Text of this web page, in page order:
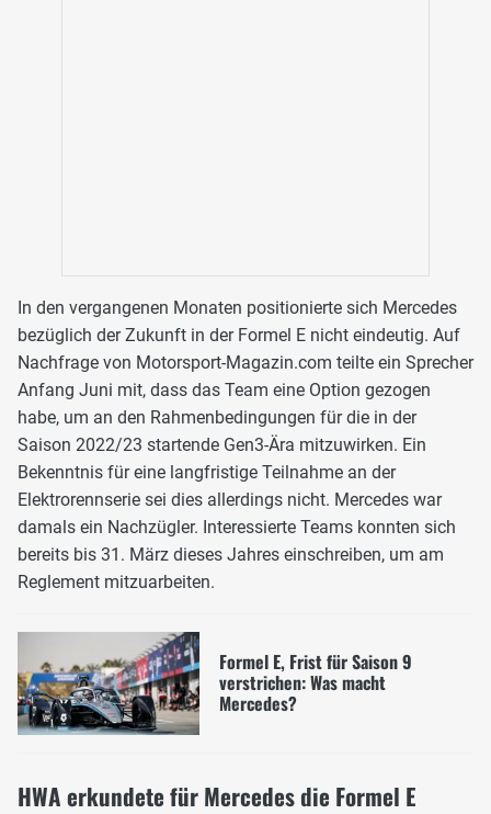
In den vergangenen Monaten positionierte sich Mercedes
bezüglich der Zukunft in der Formel E nicht eindeutig. Auf
Nachfrage von Motorsport-Magazin.com teilte ein Sprecher
Anfang Juni mit, dass das Team eine Option gezogen
habe, um an den Rahmenbedingungen für die in der
Saison 2022/23 startende Gen3-Ära mitzuwirken. Ein
Bekenntnis für eine langfristige Teilnahme an der
Elektrorennserie sei dies allerdings nicht. Mercedes war
damals ein Nachzügler. Interessierte Teams konnten sich
bereits bis 31. März dieses Jahres einschreiben, um am
Reglement mitzuarbeiten.
Formel E, Frist für Saison 9
verstrichen: Was macht
Mercedes?
HWA erkundete für Mercedes die Formel E